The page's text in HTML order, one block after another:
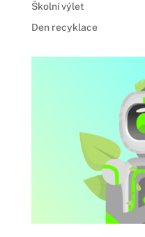
Školní výlet
Den recyklace